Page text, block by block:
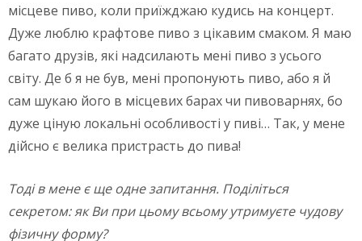
місцеве пиво, коли приїжджаю кудись на концерт.
Дуже люблю крафтове пиво з цікавим смаком. Я маю
багато друзів, які надсилають мені пиво з усього
світу. Де б я не був, мені пропонують пиво, або я й
сам шукаю його в місцевих барах чи пивоварнях, бо
дуже ціную локальні особливості у пиві… Так, у мене
дійсно є велика пристрасть до пива!
Тоді в мене є ще одне запитання. Поділіться
секретом: як Ви при цьому всьому утримуєте чудову
фізичну форму?